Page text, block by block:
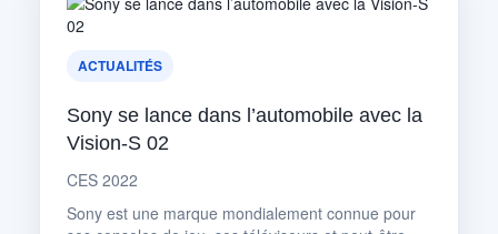
ACTUALITÉS
Sony se lance dans l’automobile avec la
Vision-S 02
CES 2022
Sony est une marque mondialement connue pour